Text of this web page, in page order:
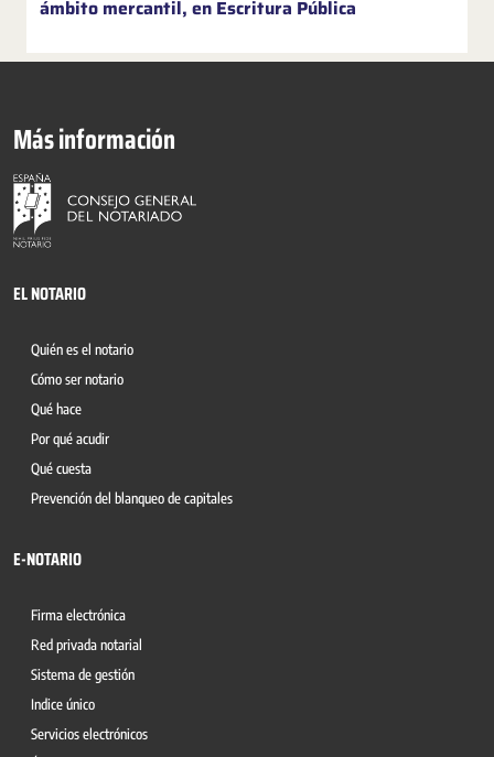
ámbito mercantil, en Escritura Pública
Más información
EL NOTARIO
Quién es el notario
Cómo ser notario
Qué hace
Por qué acudir
Qué cuesta
Prevención del blanqueo de capitales
E-NOTARIO
Firma electrónica
Red privada notarial
Sistema de gestión
Indice único
Servicios electrónicos